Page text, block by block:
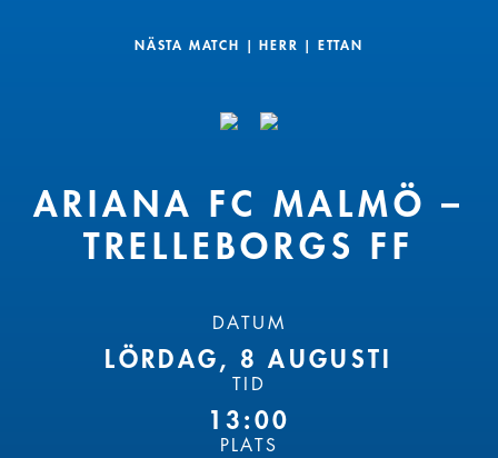
NÄSTA MATCH | HERR | ETTAN
ARIANA FC MALMÖ –
TRELLEBORGS FF
DATUM
LÖRDAG, 8 AUGUSTI
TID
13:00
PLATS